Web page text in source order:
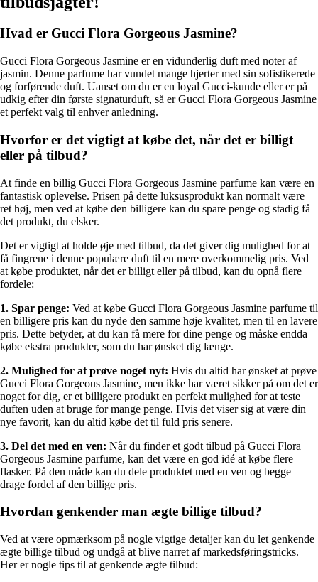
Hvad er Gucci Flora Gorgeous Jasmine?
Gucci Flora Gorgeous Jasmine er en vidunderlig duft med noter af
jasmin. Denne parfume har vundet mange hjerter med sin sofistikerede
og forførende duft. Uanset om du er en loyal Gucci-kunde eller er på
udkig efter din første signaturduft, så er Gucci Flora Gorgeous Jasmine
et perfekt valg til enhver anledning.
Hvorfor er det vigtigt at købe det, når det er billigt
eller på tilbud?
At finde en billig Gucci Flora Gorgeous Jasmine parfume kan være en
fantastisk oplevelse. Prisen på dette luksusprodukt kan normalt være
ret høj, men ved at købe den billigere kan du spare penge og stadig få
det produkt, du elsker.
Det er vigtigt at holde øje med tilbud, da det giver dig mulighed for at
få fingrene i denne populære duft til en mere overkommelig pris. Ved
at købe produktet, når det er billigt eller på tilbud, kan du opnå flere
fordele:
1. Spar penge: Ved at købe Gucci Flora Gorgeous Jasmine parfume til
en billigere pris kan du nyde den samme høje kvalitet, men til en lavere
pris. Dette betyder, at du kan få mere for dine penge og måske endda
købe ekstra produkter, som du har ønsket dig længe.
2. Mulighed for at prøve noget nyt: Hvis du altid har ønsket at prøve
Gucci Flora Gorgeous Jasmine, men ikke har været sikker på om det er
noget for dig, er et billigere produkt en perfekt mulighed for at teste
duften uden at bruge for mange penge. Hvis det viser sig at være din
nye favorit, kan du altid købe det til fuld pris senere.
3. Del det med en ven: Når du finder et godt tilbud på Gucci Flora
Gorgeous Jasmine parfume, kan det være en god idé at købe flere
flasker. På den måde kan du dele produktet med en ven og begge
drage fordel af den billige pris.
Hvordan genkender man ægte billige tilbud?
Ved at være opmærksom på nogle vigtige detaljer kan du let genkende
ægte billige tilbud og undgå at blive narret af markedsføringstricks.
Her er nogle tips til at genkende ægte tilbud: